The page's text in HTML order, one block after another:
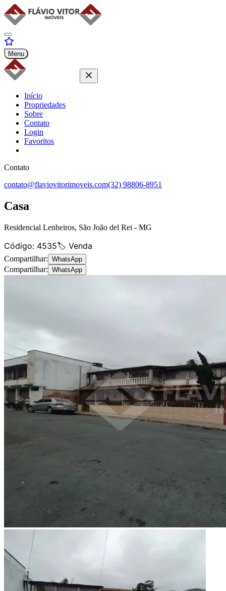
Menu
Início
Propriedades
Sobre
Contato
Login
Favoritos
Contato
contato@flaviovitorimoveis.com(32) 98806-8951
Casa
Residencial Lenheiros, São João del Rei - MG
Código: 4535🏷️ Venda
Compartilhar: WhatsApp
Compartilhar: WhatsApp